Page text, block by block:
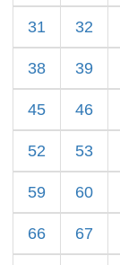
31 32
38 39
45 46
52 53
59 60
66 67